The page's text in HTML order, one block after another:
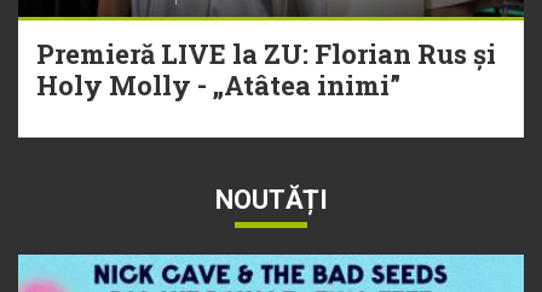
Premieră LIVE la ZU: Florian Rus și
Holy Molly - „Atâtea inimi”
NOUTĂȚI